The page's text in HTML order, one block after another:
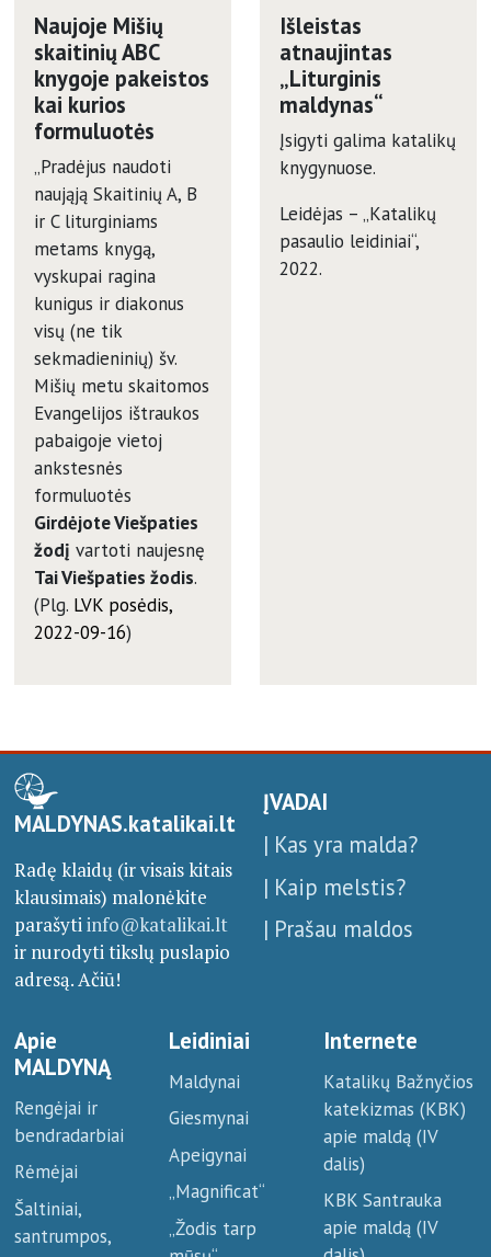
Naujoje Mišių
skaitinių ABC
knygoje pakeistos
kai kurios
formuluotės
„Pradėjus naudoti
naująją Skaitinių A, B
ir C liturginiams
metams knygą,
vyskupai ragina
kunigus ir diakonus
visų (ne tik
sekmadieninių) šv.
Mišių metu skaitomos
Evangelijos ištraukos
pabaigoje vietoj
ankstesnės
formuluotės
Girdėjote Viešpaties
žodį vartoti naujesnę
Tai Viešpaties žodis.
(Plg. LVK posėdis,
2022-09-16)
Išleistas
atnaujintas
„Liturginis
maldynas“
Įsigyti galima katalikų
knygynuose.
Leidėjas – „Katalikų
pasaulio leidiniai“,
2022.
MALDYNAS.katalikai.lt
Radę klaidų (ir visais kitais
klausimais) malonėkite
parašytiinfo@katalikai.lt
ir nurodyti tikslų puslapio
adresą. Ačiū!
ĮVADAI
| Kas yra malda?
| Kaip melstis?
| Prašau maldos
Apie
MALDYNĄ
Rengėjai ir
bendradarbiai
Rėmėjai
Šaltiniai,
santrumpos,
Leidiniai
Maldynai
Giesmynai
Apeigynai
„Magnificat“
„Žodis tarp
Internete
Katalikų Bažnyčios
katekizmas (KBK)
apie maldą (IV
dalis)
KBK Santrauka
apie maldą (IV